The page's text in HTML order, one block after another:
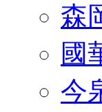
森
國
今